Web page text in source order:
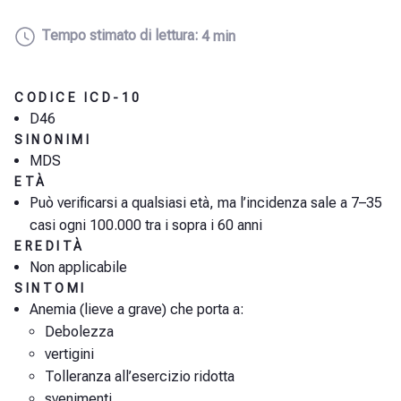
Tempo stimato di lettura: 4 min
CODICE ICD-10
D46
SINONIMI
MDS
ETÀ
Può verificarsi a qualsiasi età, ma l’incidenza sale a 7–35
casi ogni 100.000 tra i sopra i 60 anni
EREDITÀ
Non applicabile
SINTOMI
Anemia (lieve a grave) che porta a:
Debolezza
vertigini
Tolleranza all’esercizio ridotta